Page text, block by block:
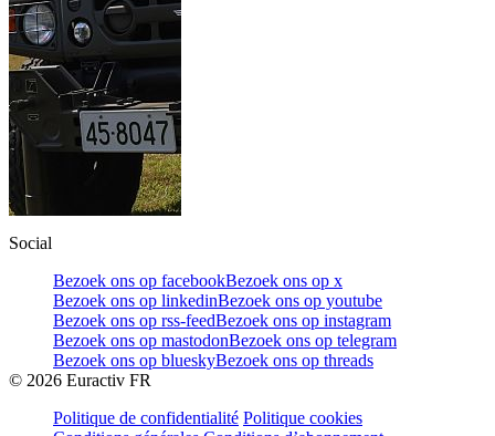
Social
Bezoek ons op facebookBezoek ons op x
Bezoek ons op linkedinBezoek ons op youtube
Bezoek ons op rss-feedBezoek ons op instagram
Bezoek ons op mastodonBezoek ons op telegram
Bezoek ons op blueskyBezoek ons op threads
© 2026 Euractiv FR
Politique de confidentialité Politique cookies